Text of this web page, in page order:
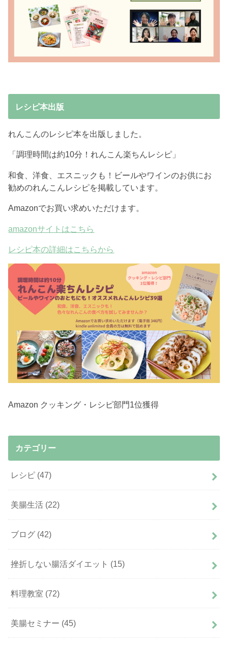
レシピ本出版
れんこんのレシピ本を出版しました。
「調理時間は約10分！れんこん楽ちんレシピ」
和食、洋食、エスニックも！ビールやワインのお供にお
勧めのれんこんレシピを掲載しています。
Amazonでお買い求めいただけます。
amazonサイトはこちら
レシピ本の詳細はこちらから
Amazon クッキング・レシピ部門1位獲得
カテゴリー
レシピ (47)
美腸生活 (22)
ブログ (42)
挫折しない腸活ダイエット (15)
料理教室 (72)
美腸セミナー (45)